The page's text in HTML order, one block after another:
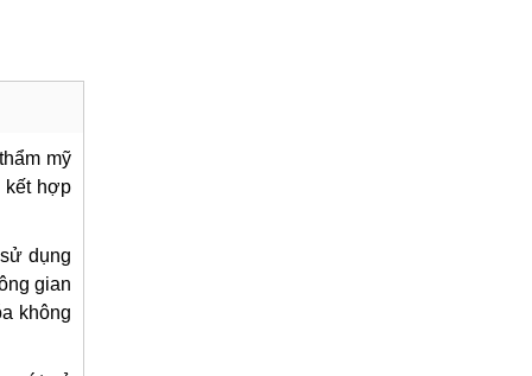
mỹ
kết hợp
dụng
gian
không